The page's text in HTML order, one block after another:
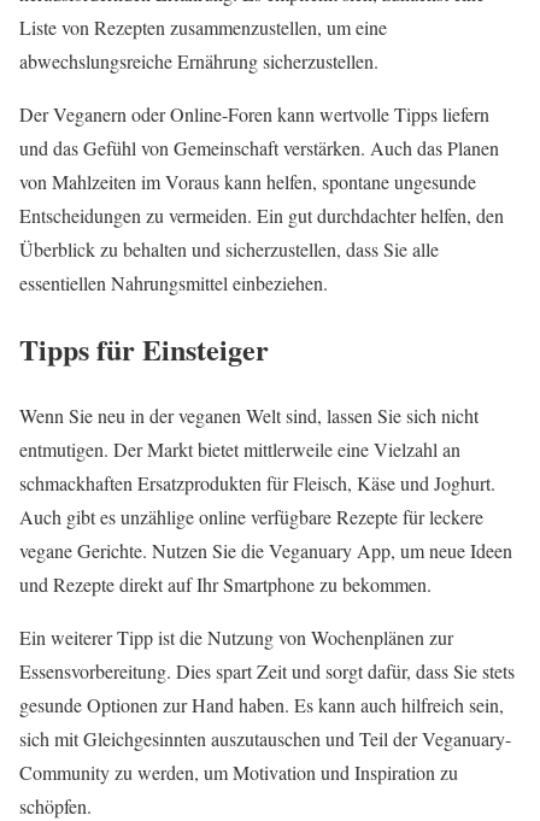
Liste von Rezepten zusammenzustellen, um eine
abwechslungsreiche Ernährung sicherzustellen.
Der Veganern oder Online-Foren kann wertvolle Tipps liefern
und das Gefühl von Gemeinschaft verstärken. Auch das Planen
von Mahlzeiten im Voraus kann helfen, spontane ungesunde
Entscheidungen zu vermeiden. Ein gut durchdachter helfen, den
Überblick zu behalten und sicherzustellen, dass Sie alle
essentiellen Nahrungsmittel einbeziehen.
Tipps für Einsteiger
Wenn Sie neu in der veganen Welt sind, lassen Sie sich nicht
entmutigen. Der Markt bietet mittlerweile eine Vielzahl an
schmackhaften Ersatzprodukten für Fleisch, Käse und Joghurt.
Auch gibt es unzählige online verfügbare Rezepte für leckere
vegane Gerichte. Nutzen Sie die Veganuary App, um neue Ideen
und Rezepte direkt auf Ihr Smartphone zu bekommen.
Ein weiterer Tipp ist die Nutzung von Wochenplänen zur
Essensvorbereitung. Dies spart Zeit und sorgt dafür, dass Sie stets
gesunde Optionen zur Hand haben. Es kann auch hilfreich sein,
sich mit Gleichgesinnten auszutauschen und Teil der Veganuary-
Community zu werden, um Motivation und Inspiration zu
schöpfen.